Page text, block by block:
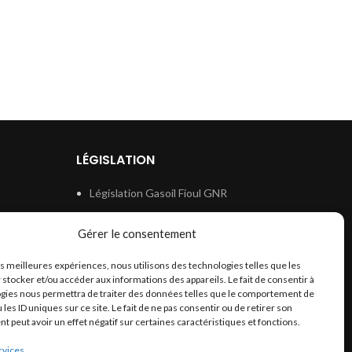
Gérer le consentement
meilleures expériences, nous utilisons des technologies telles que les
et/ou accéder aux informations des appareils. Le fait de consentir à
nous permettra de traiter des données telles que le comportement de
les ID uniques sur ce site. Le fait de ne pas consentir ou de retirer son
peut avoir un effet négatif sur certaines caractéristiques et fonctions.
LÉGISLATION
Législation Gasoil Fioul GNR
Législation Eau
Législation Lubrifiant
Législation Phytosanitaire